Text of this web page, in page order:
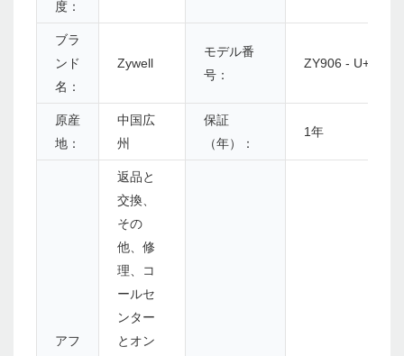
度：
ブラ
ンド
名：
Zywell
モデル番
号：
ZY906 - U+B+W
原産
地：
中国広
州
保証
（年）：
1年
アフ
返品と
交換、
その
他、修
理、コ
ールセ
ンター
とオン